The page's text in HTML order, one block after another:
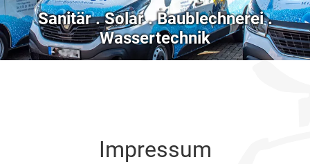
Sanitär . Solar . Baublechnerei .
Wassertechnik
Impressum